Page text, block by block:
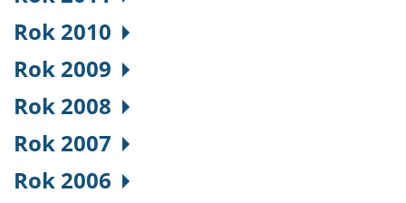
Rok 2010
Rok 2009
Rok 2008
Rok 2007
Rok 2006